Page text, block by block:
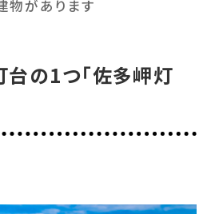
物があります
の1つ「佐多岬灯